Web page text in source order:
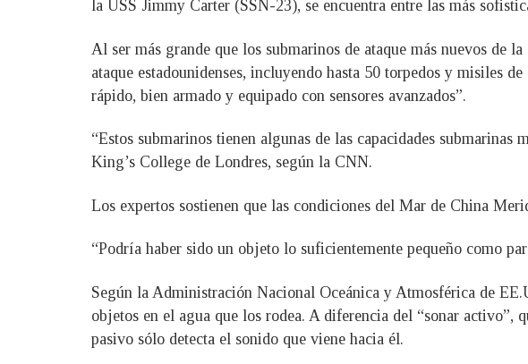
la USS Jimmy Carter (SSN-23), se encuentra entre las más
Al ser más grande que los submarinos de ataque más nuevos de
ataque estadounidenses, incluyendo hasta 50 torpedos y misiles
rápido, bien armado y equipado con sensores avanzados”.
“Estos submarinos tienen algunas de las capacidades
King’s College de Londres, según la CNN.
Los expertos sostienen que las condiciones del Mar de China
“Podría haber sido un objeto lo suficientemente pequeño como
Según la Administración Nacional Oceánica y Atmosférica de
objetos en el agua que los rodea. A diferencia del “sonar
pasivo sólo detecta el sonido que viene hacia él.